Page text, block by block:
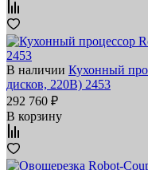
В наличии Кухонный
дисков, 220В) 2453
292 760 ₽
В корзину